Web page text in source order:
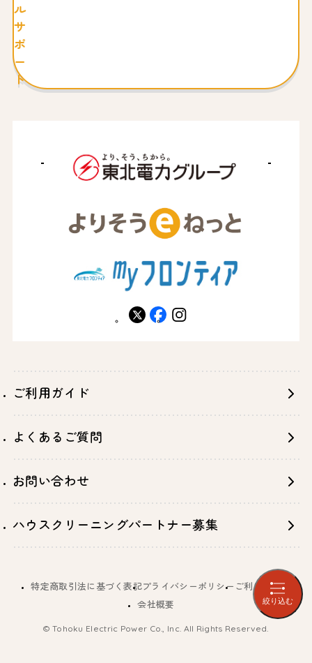
絞り込む
ル
サ
ポ
ー
ト
X facebookinstagram
ご利用ガイド
よくあるご質問
お問い合わせ
ハウスクリーニングパートナー募集
特定商取引法に基づく表記プライバシーポリシー ご利用規約
会社概要
© Tohoku Electric Power Co., Inc. All Rights Reserved.